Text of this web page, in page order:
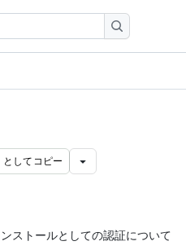
してコピー
ストールとしての認証について